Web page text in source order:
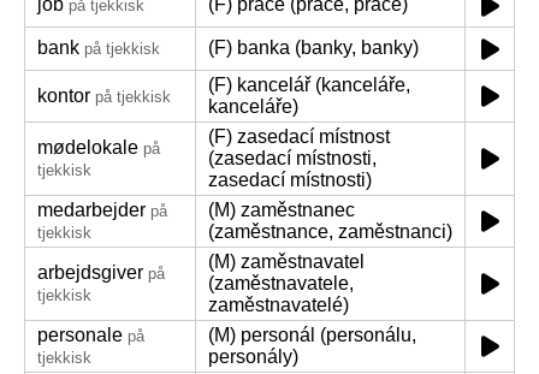
job på tjekkisk (F) práce (práce, práce)
bank på tjekkisk (F) banka (banky, banky)
kontor på tjekkisk
(F) kancelář (kanceláře,
kanceláře)
mødelokale på
tjekkisk
(F) zasedací místnost
(zasedací místnosti,
zasedací místnosti)
medarbejder på
tjekkisk
(M) zaměstnanec
(zaměstnance, zaměstnanci)
arbejdsgiver på
tjekkisk
(M) zaměstnavatel
(zaměstnavatele,
zaměstnavatelé)
personale på
tjekkisk
(M) personál (personálu,
personály)